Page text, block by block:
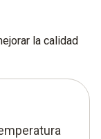
la calidad